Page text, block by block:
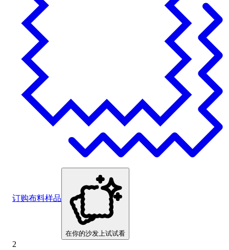
订购布料样品
在你的沙发上试试看
2